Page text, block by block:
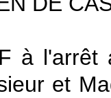
à l'arrêt
et